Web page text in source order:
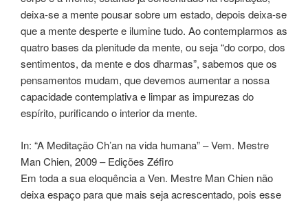
deixa-se a mente pousar sobre um estado, depois deixa-se
que a mente desperte e ilumine tudo. Ao contemplarmos as
quatro bases da plenitude da mente, ou seja “do corpo, dos
sentimentos, da mente e dos dharmas”, sabemos que os
pensamentos mudam, que devemos aumentar a nossa
capacidade contemplativa e limpar as impurezas do
espírito, purificando o interior da mente.
In: “A Meditação Ch’an na vida humana” – Vem. Mestre
Man Chien, 2009 – Edições Zéfiro
Em toda a sua eloquência a Ven. Mestre Man Chien não
deixa espaço para que mais seja acrescentado, pois esse